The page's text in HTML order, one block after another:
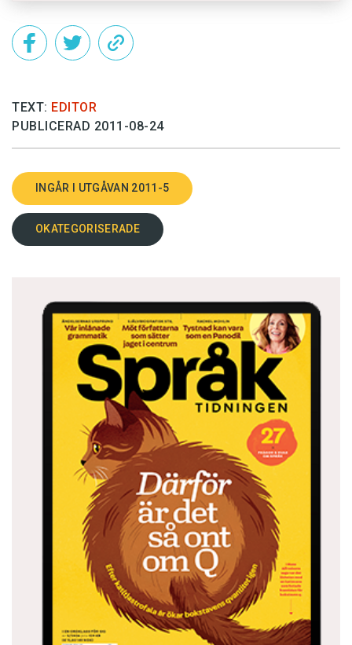
TEXT: EDITOR
PUBLICERAD 2011-08-24
INGÅR I UTGÅVAN 2011-5
OKATEGORISERADE